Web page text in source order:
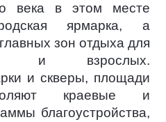
века в этом месте
ярмарка, а
зон отдыха для
и взрослых.
и скверы, площади
краевые и
благоустройства,